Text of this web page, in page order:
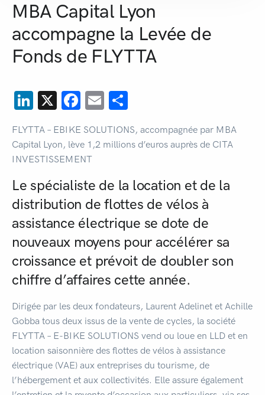
MBA Capital Lyon
accompagne la Levée de
Fonds de FLYTTA
LinkedIn
X Facebook
Email
FLYTTA – EBIKE SOLUTIONS, accompagnée par MBA
Capital Lyon, lève 1,2 millions d’euros auprès de CITA
INVESTISSEMENT
Le spécialiste de la location et de la
distribution de flottes de vélos à
assistance électrique se dote de
nouveaux moyens pour accélérer sa
croissance et prévoit de doubler son
chiffre d’affaires cette année.
Dirigée par les deux fondateurs, Laurent Adelinet et Achille
Gobba tous deux issus de la vente de cycles, la société
FLYTTA – E-BIKE SOLUTIONS vend ou loue en LLD et en
location saisonnière des flottes de vélos à assistance
électrique (VAE) aux entreprises du tourisme, de
l’hébergement et aux collectivités. Elle assure également